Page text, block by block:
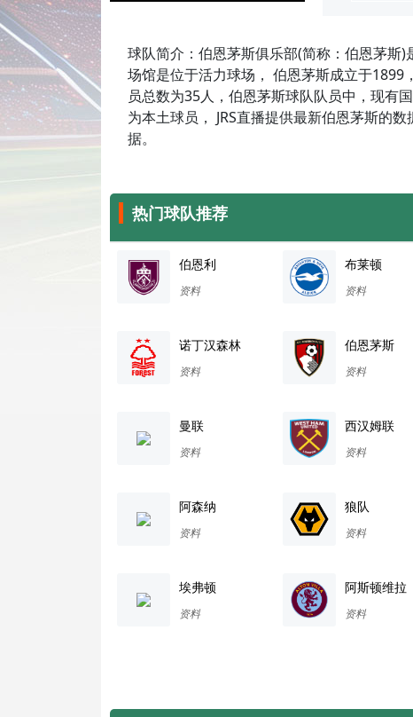
球队简介：伯恩茅斯俱乐部(简称：伯恩茅斯
场馆是位于活力球场， 伯恩茅斯成立于
员总数为35人，伯恩茅斯球队队员中，现有
为本土球员， JRS直播提供最新伯恩茅斯的
据。
热门球队推荐
伯恩利
资料
布莱顿
资料
诺丁汉森林
资料
伯恩茅斯
资料
曼联
资料
西汉姆联
资料
阿森纳
资料
狼队
资料
埃弗顿
资料
阿斯顿维拉
资料